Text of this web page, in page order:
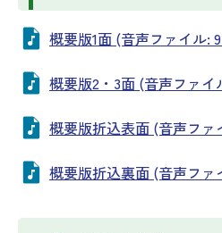
概要版1面 (音声ファイル:
概要版2・3面 (音声ファイ
概要版折込表面 (音声ファ
概要版折込裏面 (音声ファ